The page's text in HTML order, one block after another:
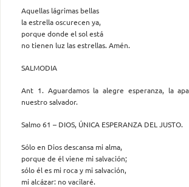
Aquellas lágrimas bellas
la estrella oscurecen ya,
porque donde el sol está
no tienen luz las estrellas. Amén.
SALMODIA
Ant 1. Aguardamos la alegre esperanza, la
nuestro salvador.
Salmo 61 – DIOS, ÚNICA ESPERANZA DEL JUSTO.
Sólo en Dios descansa mi alma,
porque de él viene mi salvación;
sólo él es mi roca y mi salvación,
mi alcázar: no vacilaré.